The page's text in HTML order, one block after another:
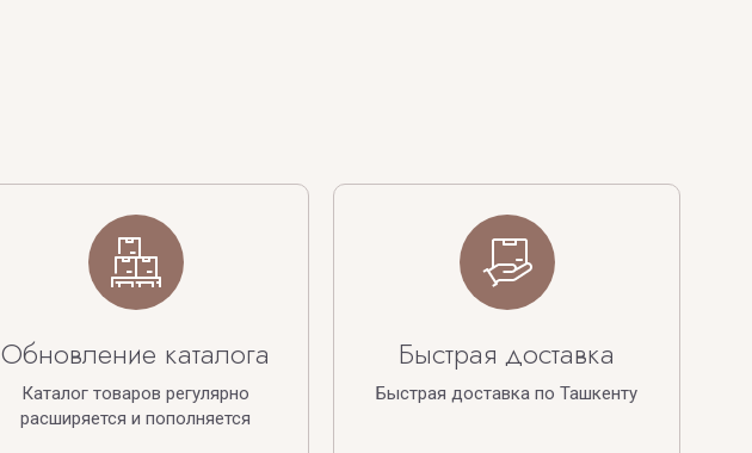
Обновление каталога
Каталог товаров регулярно
расширяется и пополняется
Быстрая доставка
Быстрая доставка по Ташкенту